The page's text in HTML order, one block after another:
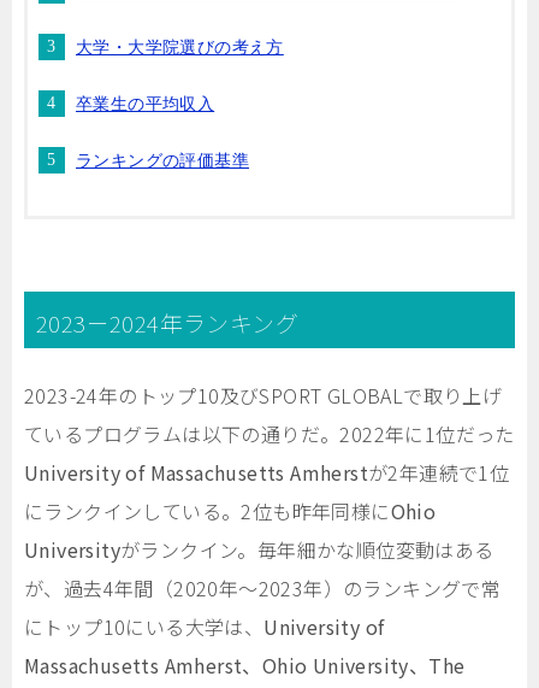
大学・大学院選びの考え方
卒業生の平均収入
ランキングの評価基準
2023－2024年ランキング
2023-24年のトップ10及びSPORT GLOBALで取り上げ
ているプログラムは以下の通りだ。2022年に1位だった
University of Massachusetts Amherstが2年連続で1位
にランクインしている。2位も昨年同様にOhio
Universityがランクイン。毎年細かな順位変動はある
が、過去4年間（2020年～2023年）のランキングで常
にトップ10にいる大学は、 University of
Massachusetts Amherst、 Ohio University、 The